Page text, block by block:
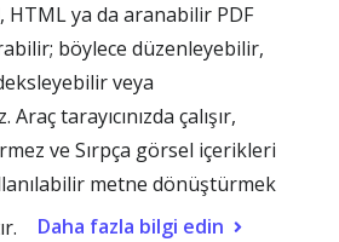
HTML ya da aranabilir PDF
böylece düzenleyebilir,
veya
tarayıcınızda çalışır,
ve Sırpça görsel içerikleri
metne dönüştürmek
Daha fazla bilgi edin